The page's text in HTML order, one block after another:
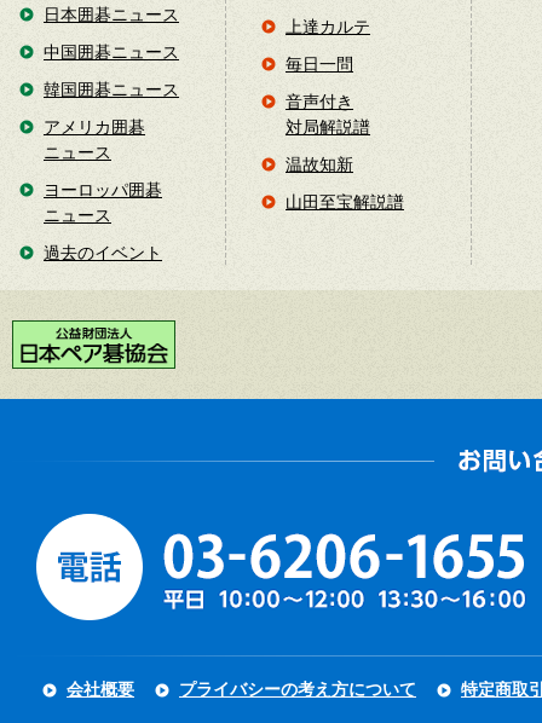
日本囲碁ニュース
中国囲碁ニュース
韓国囲碁ニュース
アメリカ囲碁
ニュース
ヨーロッパ囲碁
ニュース
過去のイベント
上達カルテ
毎日一問
音声付き
対局解説譜
温故知新
山田至宝解説譜
会社概要 プライバシーの考え方について 特定商取